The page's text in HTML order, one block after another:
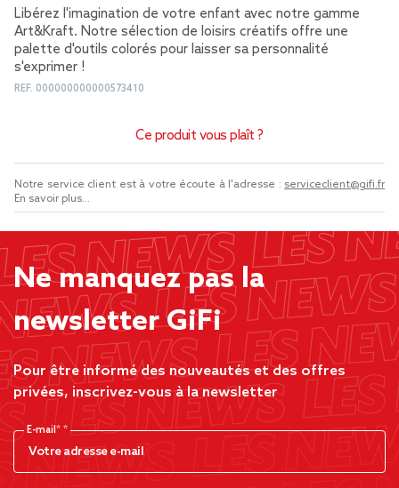
Libérez l'imagination de votre enfant avec notre gamme
Art&Kraft. Notre sélection de loisirs créatifs offre une
palette d'outils colorés pour laisser sa personnalité
s'exprimer !
REF. 000000000000573410
Ce produit vous plaît ?
Notre service client est à votre écoute à l'adresse : serviceclient@gifi.fr
En savoir plus...
Ne manquez pas la
newsletter GiFi
Pour être informé des nouveautés et des offres
privées, inscrivez-vous à la newsletter
E-mail*